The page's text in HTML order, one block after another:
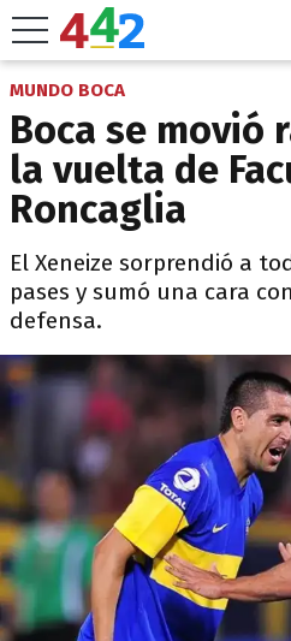
MUNDO BOCA
Boca se movió
la vuelta de
Roncaglia
El Xeneize sorprendió a
pases y sumó una cara
defensa.